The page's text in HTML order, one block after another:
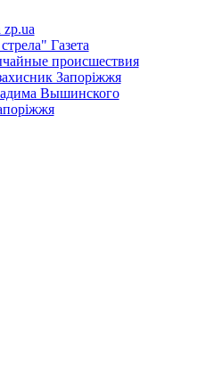
zp.ua
Газета
происшествия
Запоріжжя
Вышинского